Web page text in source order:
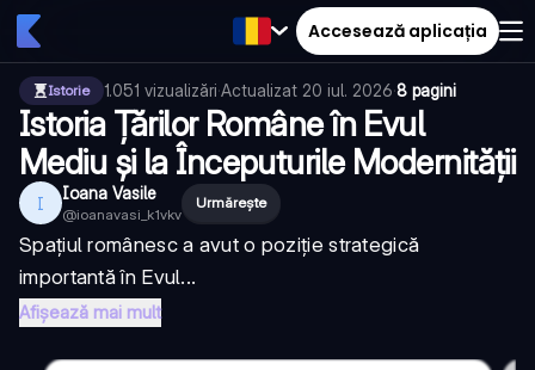
Accesează aplicația
Istorie 1.051 vizualizări·Actualizat 20 iul. 2026·8 pagini
Istoria Țărilor Române în Evul
Mediu și la Începuturile Modernității
I Ioana Vasile
@ioanavasi_k1vkv
Urmărește
Spațiul românesc a avut o poziție strategică
importantă în Evul...
Afișează mai mult